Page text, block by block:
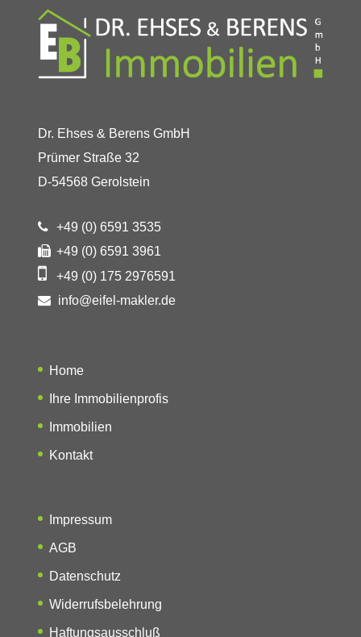
Dr. Ehses & Berens GmbH
Prümer Straße 32
D-54568 Gerolstein
+49 (0) 6591 3535
+49 (0) 6591 3961
+49 (0) 175 2976591
info@eifel-makler.de
Home
Ihre Immobilienprofis
Immobilien
Kontakt
Impressum
AGB
Datenschutz
Widerrufsbelehrung
Haftungsausschluß